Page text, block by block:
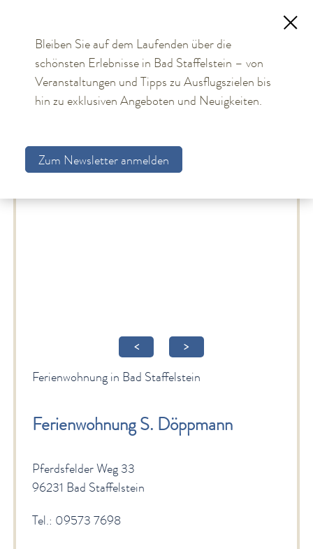
TOURISMUS
Aktuelles
Unterkünfte
Gastgeberverzeichnis
Gesundheit & Wellness
Veranstaltungen & Kultur
Spiritualität & Kirche
Freizeit & Ausflüge
Service
Newsletter
English Sites
Gastgeberverzeichnis
< >
Ferienwohnung in Bad Staffelstein
Ferienwohnung S. Döppmann
Pferdsfelder Weg 33
96231 Bad Staffelstein
Tel.: 09573 7698
Bleiben Sie auf dem Laufenden über die
schönsten Erlebnisse in Bad Staffelstein – von
Veranstaltungen und Tipps zu Ausflugszielen bis
hin zu exklusiven Angeboten und Neuigkeiten.
Zum Newsletter anmelden